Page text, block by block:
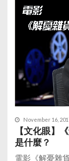
November 16,
【文化眼】
是什麼？
電影《解憂雜